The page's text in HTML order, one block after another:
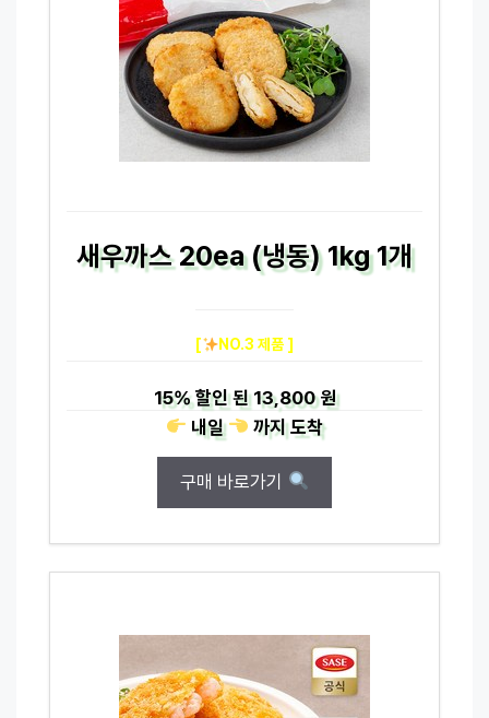
새우까스 20ea (냉동) 1kg 1개
[ NO.3 제품 ]
15%할인 된13,800 원
내일
까지도착
구매 바로가기